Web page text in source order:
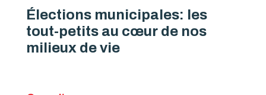
Élections municipales: les
tout-petits au cœur de nos
milieux de vie